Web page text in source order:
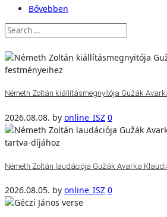
Bővebben
Németh Zoltán kiállításmegnyitója Gužák
2026.08.08. by online_ISZ 0
Németh Zoltán laudációja Gužák Avarka
2026.08.05. by online_ISZ 0